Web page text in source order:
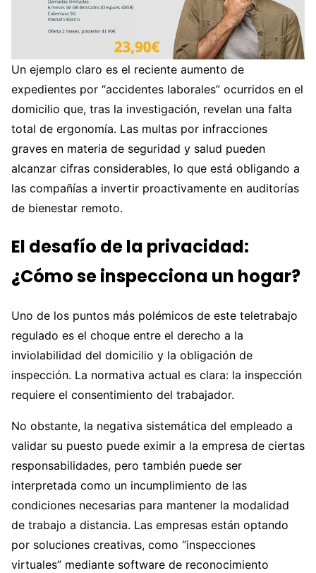
Un ejemplo claro es el reciente aumento de
expedientes por “accidentes laborales” ocurridos en el
domicilio que, tras la investigación, revelan una falta
total de ergonomía. Las multas por infracciones
graves en materia de seguridad y salud pueden
alcanzar cifras considerables, lo que está obligando a
las compañías a invertir proactivamente en auditorías
de bienestar remoto.
El desafío de la privacidad:
¿Cómo se inspecciona un hogar?
Uno de los puntos más polémicos de este teletrabajo
regulado es el choque entre el derecho a la
inviolabilidad del domicilio y la obligación de
inspección. La normativa actual es clara: la inspección
requiere el consentimiento del trabajador.
No obstante, la negativa sistemática del empleado a
validar su puesto puede eximir a la empresa de ciertas
responsabilidades, pero también puede ser
interpretada como un incumplimiento de las
condiciones necesarias para mantener la modalidad
de trabajo a distancia. Las empresas están optando
por soluciones creativas, como “inspecciones
virtuales” mediante software de reconocimiento